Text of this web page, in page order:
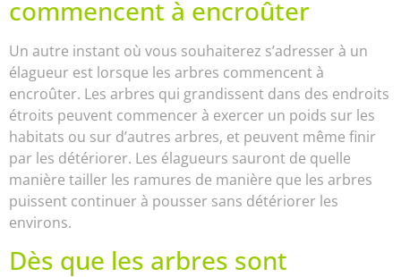
commencent à encroûter
Un autre instant où vous souhaiterez s’adresser à un
élagueur est lorsque les arbres commencent à
encroûter. Les arbres qui grandissent dans des endroits
étroits peuvent commencer à exercer un poids sur les
habitats ou sur d’autres arbres, et peuvent même finir
par les détériorer. Les élagueurs sauront de quelle
manière tailler les ramures de manière que les arbres
puissent continuer à pousser sans détériorer les
environs.
Dès que les arbres sont